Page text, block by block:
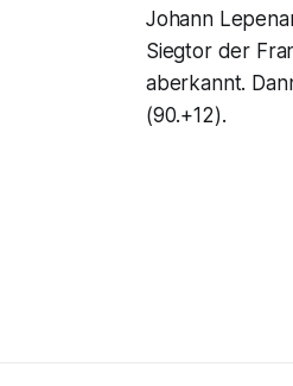
Johann
Siegtor der
aberkannt.
(90.+12).